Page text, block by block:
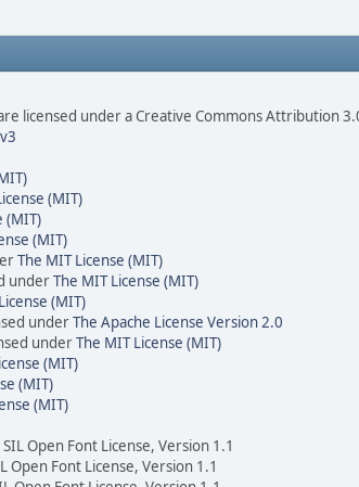
licensed under a Creative Commons Attribution
(MIT)
(MIT)
(MIT)
The MIT License (MIT)
underThe MIT License (MIT)
(MIT)
underThe Apache License Version 2.0
underThe MIT License (MIT)
(MIT)
(MIT)
(MIT)
Open Font License, Version 1.1
Font License, Version 1.1